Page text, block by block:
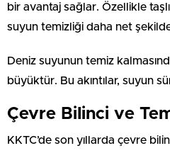
bir avantaj sağlar. Özellikle
suyun temizliği daha net
Deniz suyunun temiz
büyüktür. Bu akıntılar, suyun
Çevre Bilinci ve
KKTC’de son yıllarda çevre